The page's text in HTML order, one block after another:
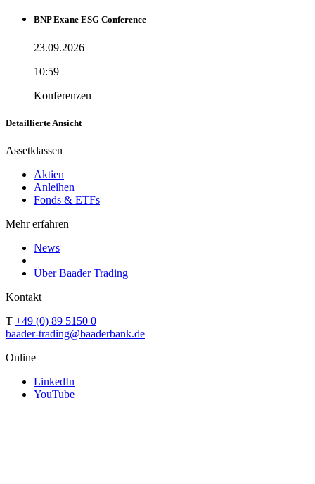
BNP Exane ESG Conference
23.09.2026
10:59
Konferenzen
Detaillierte Ansicht
Assetklassen
Aktien
Anleihen
Fonds & ETFs
Mehr erfahren
News
Über Baader Trading
Kontakt
T +49 (0) 89 5150 0
baader-trading@baaderbank.de
Online
LinkedIn
YouTube